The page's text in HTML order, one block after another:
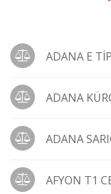
ADANA E
ADANA
ADANA
AFYON T1